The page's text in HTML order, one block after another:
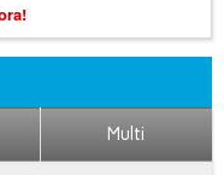
Multi